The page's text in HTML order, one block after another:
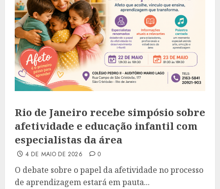
Rio de Janeiro recebe simpósio sobre
afetividade e educação infantil com
especialistas da área
4 DE MAIO DE 2026 0
O debate sobre o papel da afetividade no processo
de aprendizagem estará em pauta...